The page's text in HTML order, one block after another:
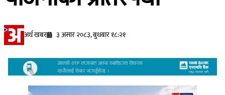
अर्थ खबर ३ असार २०८३, बुधबार १८:२१